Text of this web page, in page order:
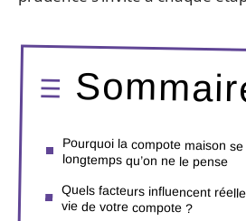
Pourquoi la compote maison
longtemps qu’on ne le pense
Quels facteurs influencent
vie de votre compote ?